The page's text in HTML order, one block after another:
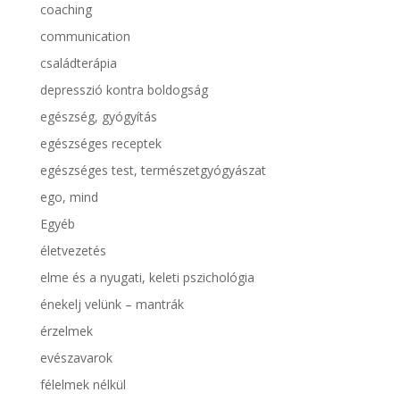
coaching
communication
családterápia
depresszió kontra boldogság
egészség, gyógyítás
egészséges receptek
egészséges test, természetgyógyászat
ego, mind
Egyéb
életvezetés
elme és a nyugati, keleti pszichológia
énekelj velünk – mantrák
érzelmek
evészavarok
félelmek nélkül